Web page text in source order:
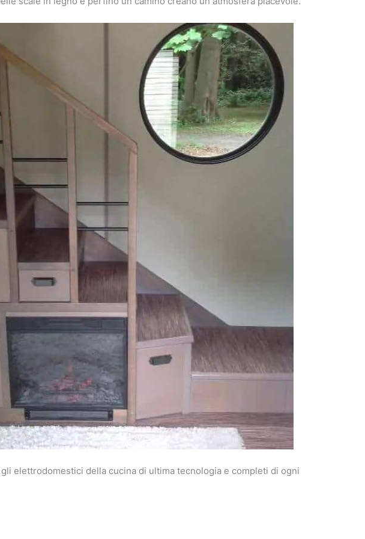
elettrodomestici della cucina di ultima tecnologia e completi di ogni